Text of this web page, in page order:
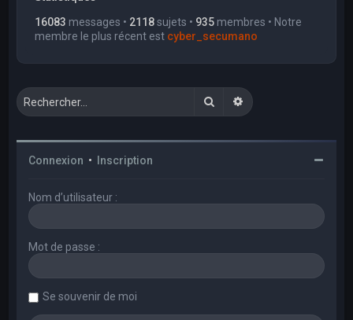
16083 messages • 2118sujets • 935 membres • Notre
membre le plus récent est cyber_secumano
RechercherRecherche avancée
Connexion • Inscription
Nom d’utilisateur :
Mot de passe :
Se souvenir de moi